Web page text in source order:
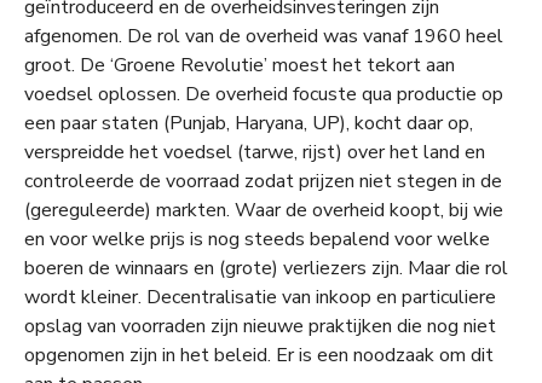
geïntroduceerd en de overheidsinvesteringen zijn
afgenomen. De rol van de overheid was vanaf 1960 heel
groot. De ‘Groene Revolutie’ moest het tekort aan
voedsel oplossen. De overheid focuste qua productie op
een paar staten (Punjab, Haryana, UP), kocht daar op,
verspreidde het voedsel (tarwe, rijst) over het land en
controleerde de voorraad zodat prijzen niet stegen in de
(gereguleerde) markten. Waar de overheid koopt, bij wie
en voor welke prijs is nog steeds bepalend voor welke
boeren de winnaars en (grote) verliezers zijn. Maar die rol
wordt kleiner. Decentralisatie van inkoop en particuliere
opslag van voorraden zijn nieuwe praktijken die nog niet
opgenomen zijn in het beleid. Er is een noodzaak om dit